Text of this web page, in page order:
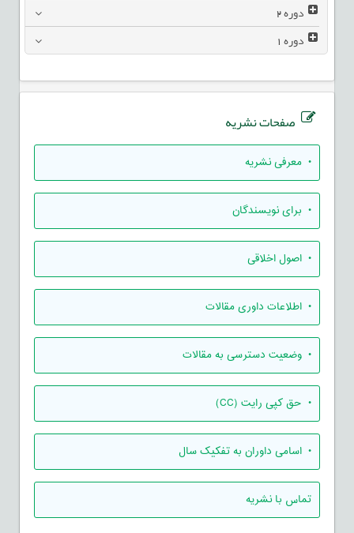
دوره2
دوره1
صفحات نشریه
• معرفی نشریه
• برای نویسندگان
• اصول اخلاقی
• اطلاعات داوری مقالات
• وضعیت دسترسی به مقالات
• حق کپی رایت (CC)
• اسامی داوران به تفکیک سال
تماس با نشریه